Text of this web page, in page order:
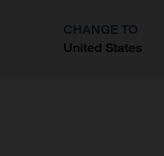
CHANGE TO
United States